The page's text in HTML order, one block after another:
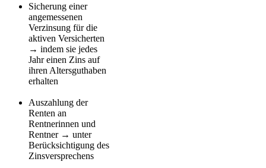
Sicherung einer
angemessenen
Verzinsung für die
aktiven Versicherten
→ indem sie jedes
Jahr einen Zins auf
ihren Altersguthaben
erhalten
Auszahlung der
Renten an
Rentnerinnen und
Rentner → unter
Berücksichtigung des
Zinsversprechens